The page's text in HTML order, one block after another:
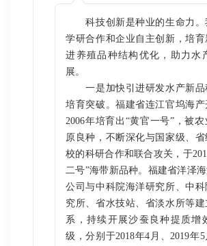
科技创新是种业的生命力
学研合作和企业自主创新，培
进养殖品种结构优化，助力水
展。
一是加快引进研发水产新品
培育突破。福建省连江官坞海
2006年培育出“黄官一号”，被
原良种，不断深化与国家级、
校的科研合作和联合攻关，于
二号”海带新品种。福建省洋泽
公司与中科院海洋研究所、中
究所、省水技站、省淡水所等
系，持续开展沙蚕良种提质增
级，分别于2018年4月、2019年